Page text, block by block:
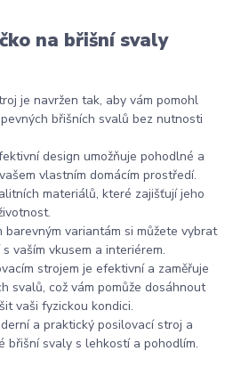
na břišní svaly
je navržen tak, aby vám pomohl
břišních svalů bez nutnosti
design umožňuje pohodlné a
vlastním domácím prostředí.
materiálů, které zajišťují jeho
barevným variantám si můžete vybrat
vaším vkusem a interiérem.
strojem je efektivní a zaměřuje
svalů, což vám pomůže dosáhnout
vaši fyzickou kondici.
a praktický posilovací stroj a
břišní svaly s lehkostí a pohodlím.